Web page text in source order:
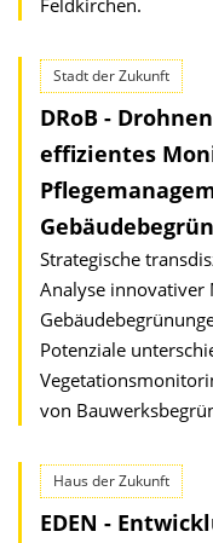
Feldkirchen.
Stadt der Zukunft
DRoB -
effizientes
Strategische
Analyse innovativer
Potenziale
von
Haus der Zukunft
EDEN -